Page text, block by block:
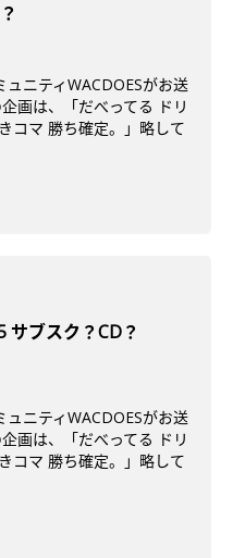
ュニティWACDOESがお送
画は、「だべってる ドリ
コマ 勝ち確定。」略して
サブスク？CD？
ュニティWACDOESがお送
画は、「だべってる ドリ
コマ 勝ち確定。」略して